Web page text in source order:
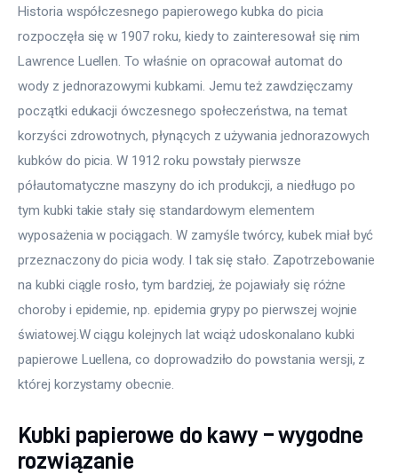
Historia współczesnego papierowego kubka do picia
rozpoczęła się w 1907 roku, kiedy to zainteresował się nim
Lawrence Luellen. To właśnie on opracował automat do
wody z jednorazowymi kubkami. Jemu też zawdzięczamy
początki edukacji ówczesnego społeczeństwa, na temat
korzyści zdrowotnych, płynących z używania jednorazowych
kubków do picia. W 1912 roku powstały pierwsze
półautomatyczne maszyny do ich produkcji, a niedługo po
tym kubki takie stały się standardowym elementem
wyposażenia w pociągach. W zamyśle twórcy, kubek miał być
przeznaczony do picia wody. I tak się stało. Zapotrzebowanie
na kubki ciągle rosło, tym bardziej, że pojawiały się różne
choroby i epidemie, np. epidemia grypy po pierwszej wojnie
światowej.W ciągu kolejnych lat wciąż udoskonalano kubki
papierowe Luellena, co doprowadziło do powstania wersji, z
której korzystamy obecnie.
Kubki papierowe do kawy – wygodne
rozwiązanie